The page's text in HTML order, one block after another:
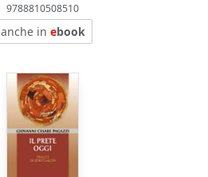
9788810508510
anche in ebook